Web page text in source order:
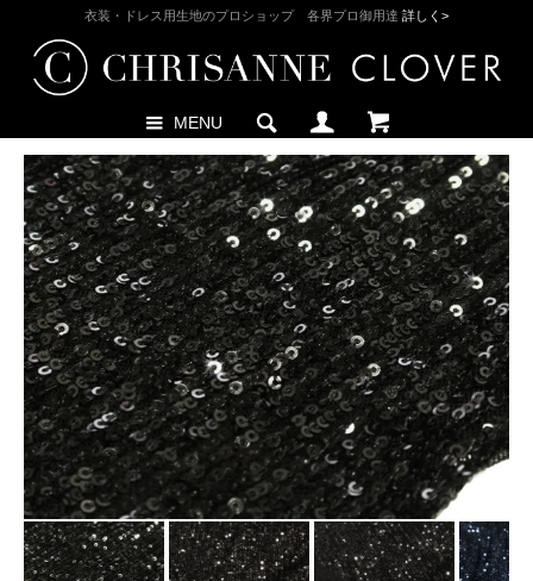
衣装・ドレス用生地のプロショップ 各界プロ御用達 詳しく>
MENU